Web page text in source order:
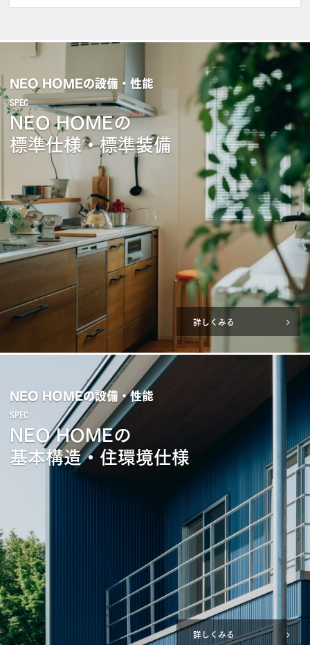
NEO HOMEの設備・性能
NEO HOMEの
標準仕様・標準装備
詳しくみる
NEO HOMEの設備・性能
NEO HOMEの
基本構造・住環境仕様
詳しくみる